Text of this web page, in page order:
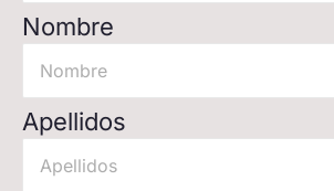
Nombre
Apellidos